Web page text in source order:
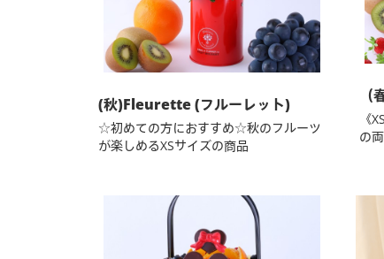
(秋)Fleurette (フルーレット)
☆初めての方におすすめ☆秋のフルーツ
が楽しめるXSサイズの商品
《
の